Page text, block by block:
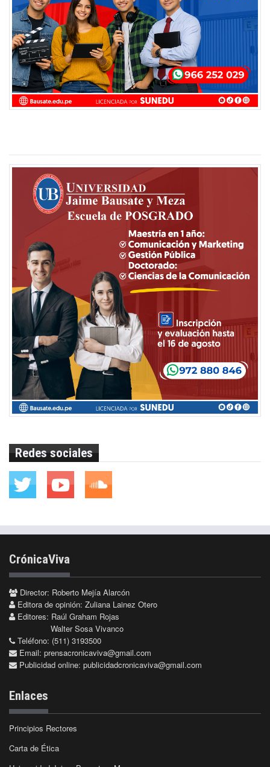
Redes sociales
CrónicaViva
Director: Roberto Mejía Alarcón
Editora de opinión: Zuliana Lainez Otero
Editores: Raúl Graham Rojas
Walter Sosa Vivanco
Teléfono: (511) 3193500
Email: prensacronicaviva@gmail.com
Publicidad online: publicidadcronicaviva@gmail.com
Enlaces
Principios Rectores
Carta de Ética